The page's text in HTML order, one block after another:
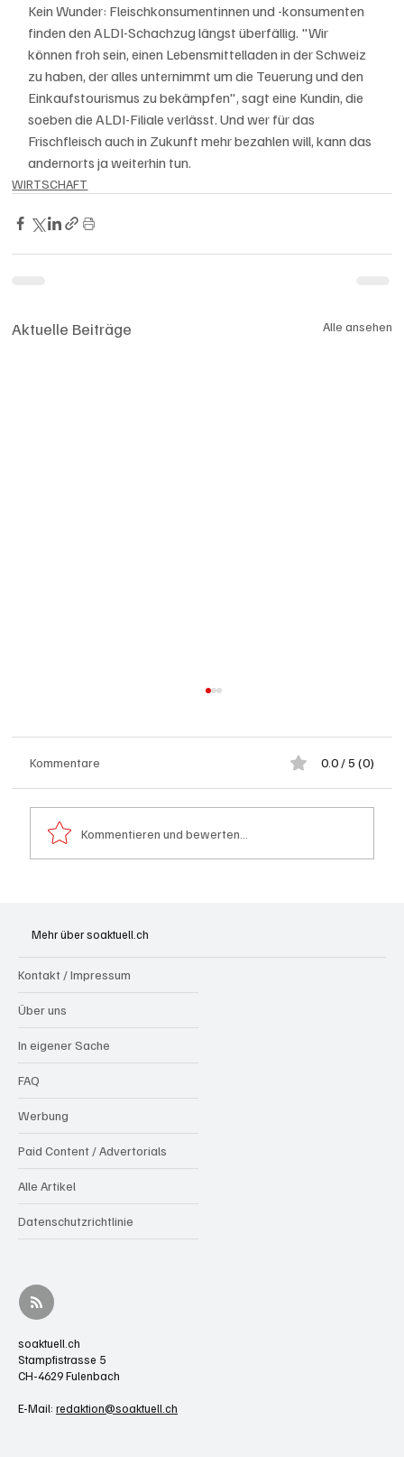
Kein Wunder: Fleischkonsumentinnen und -konsumenten
finden den ALDI-Schachzug längst überfällig. "Wir
können froh sein, einen Lebensmittelladen in der Schweiz
zu haben, der alles unternimmt um die Teuerung und den
Einkaufstourismus zu bekämpfen", sagt eine Kundin, die
soeben die ALDI-Filiale verlässt. Und wer für das
Frischfleisch auch in Zukunft mehr bezahlen will, kann das
andernorts ja weiterhin tun.
WIRTSCHAFT
Aktuelle Beiträge Alle ansehen
Kommentare 0.0 / 5 (0)
Kommentieren und bewerten...
Mehr über soaktuell.ch
Kontakt / Impressum
Über uns
In eigener Sache
FAQ
Werbung
Paid Content / Advertorials
Alle Artikel
Datenschutzrichtlinie
soaktuell.ch
Stampfistrasse 5
CH-4629 Fulenbach
E-Mail: redaktion@soaktuell.ch